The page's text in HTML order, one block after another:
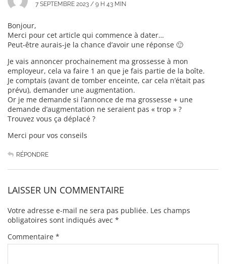
7 SEPTEMBRE 2023 / 9 H 43 MIN
Bonjour,
Merci pour cet article qui commence à dater…
Peut-être aurais-je la chance d’avoir une réponse 🙂
Je vais annoncer prochainement ma grossesse à mon
employeur, cela va faire 1 an que je fais partie de la boîte.
Je comptais (avant de tomber enceinte, car cela n’était pas
prévu), demander une augmentation.
Or je me demande si l’annonce de ma grossesse + une
demande d’augmentation ne seraient pas « trop » ?
Trouvez vous ça déplacé ?
Merci pour vos conseils
RÉPONDRE
LAISSER UN COMMENTAIRE
Votre adresse e-mail ne sera pas publiée. Les champs
obligatoires sont indiqués avec *
Commentaire *